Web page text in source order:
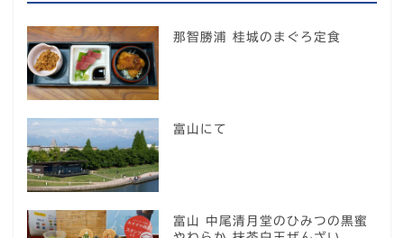
那智勝浦 桂城のまぐろ定食
富山にて
富山 中尾清月堂のひみつの黒蜜